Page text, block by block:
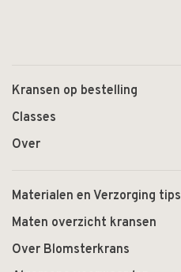
Kransen op bestelling
Classes
Over
Materialen en Verzorging tips
Maten overzicht kransen
Over Blomsterkrans